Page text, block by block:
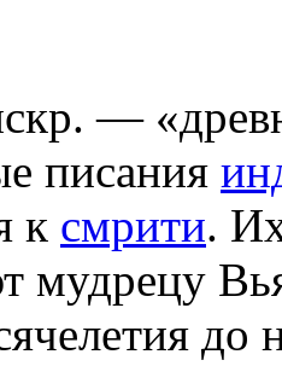
—
писания
к смрити.
мудрецу
до